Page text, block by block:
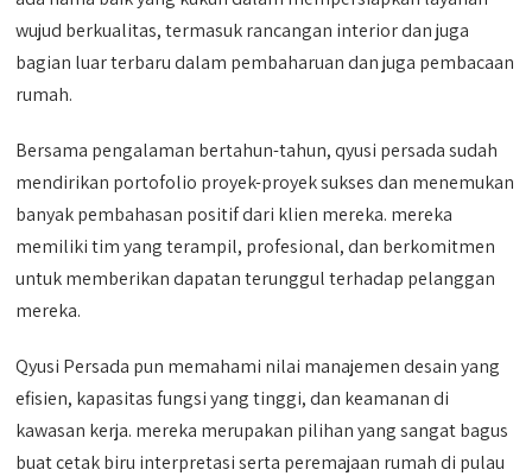
wujud berkualitas, termasuk rancangan interior dan juga
bagian luar terbaru dalam pembaharuan dan juga pembacaan
rumah.
Bersama pengalaman bertahun-tahun, qyusi persada sudah
mendirikan portofolio proyek-proyek sukses dan menemukan
banyak pembahasan positif dari klien mereka. mereka
memiliki tim yang terampil, profesional, dan berkomitmen
untuk memberikan dapatan terunggul terhadap pelanggan
mereka.
Qyusi Persada pun memahami nilai manajemen desain yang
efisien, kapasitas fungsi yang tinggi, dan keamanan di
kawasan kerja. mereka merupakan pilihan yang sangat bagus
buat cetak biru interpretasi serta peremajaan rumah di pulau